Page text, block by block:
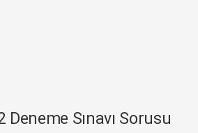
Deneme Sınavı Sorusu